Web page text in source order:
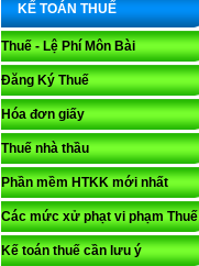
KẾ TOÁN THUẾ
Thuế - Lệ Phí Môn Bài
Đăng Ký Thuế
Hóa đơn giấy
Thuế nhà thầu
Phần mềm HTKK mới nhất
Các mức xử phạt vi phạm Thuế
Kế toán thuế cần lưu ý